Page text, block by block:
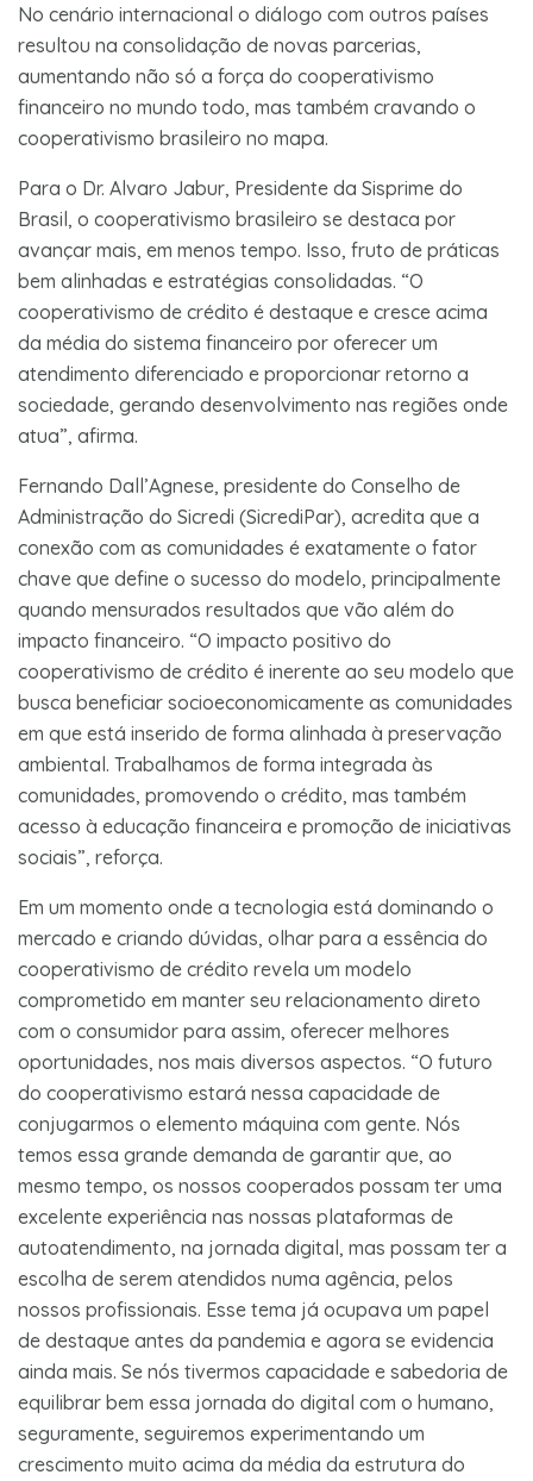
No cenário internacional o diálogo com outros países
resultou na consolidação de novas parcerias,
aumentando não só a força do cooperativismo
financeiro no mundo todo, mas também cravando o
cooperativismo brasileiro no mapa.
Para o Dr. Alvaro Jabur, Presidente da Sisprime do
Brasil, o cooperativismo brasileiro se destaca por
avançar mais, em menos tempo. Isso, fruto de práticas
bem alinhadas e estratégias consolidadas. “O
cooperativismo de crédito é destaque e cresce acima
da média do sistema financeiro por oferecer um
atendimento diferenciado e proporcionar retorno a
sociedade, gerando desenvolvimento nas regiões onde
atua”, afirma.
Fernando Dall’Agnese, presidente do Conselho de
Administração do Sicredi (SicrediPar), acredita que a
conexão com as comunidades é exatamente o fator
chave que define o sucesso do modelo, principalmente
quando mensurados resultados que vão além do
impacto financeiro. “O impacto positivo do
cooperativismo de crédito é inerente ao seu modelo que
busca beneficiar socioeconomicamente as comunidades
em que está inserido de forma alinhada à preservação
ambiental. Trabalhamos de forma integrada às
comunidades, promovendo o crédito, mas também
acesso à educação financeira e promoção de iniciativas
sociais”, reforça.
Em um momento onde a tecnologia está dominando o
mercado e criando dúvidas, olhar para a essência do
cooperativismo de crédito revela um modelo
comprometido em manter seu relacionamento direto
com o consumidor para assim, oferecer melhores
oportunidades, nos mais diversos aspectos. “O futuro
do cooperativismo estará nessa capacidade de
conjugarmos o elemento máquina com gente. Nós
temos essa grande demanda de garantir que, ao
mesmo tempo, os nossos cooperados possam ter uma
excelente experiência nas nossas plataformas de
autoatendimento, na jornada digital, mas possam ter a
escolha de serem atendidos numa agência, pelos
nossos profissionais. Esse tema já ocupava um papel
de destaque antes da pandemia e agora se evidencia
ainda mais. Se nós tivermos capacidade e sabedoria de
equilibrar bem essa jornada do digital com o humano,
seguramente, seguiremos experimentando um
crescimento muito acima da média da estrutura do